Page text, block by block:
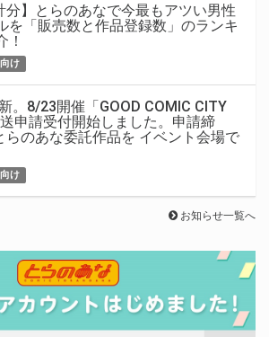
分】とらのあなで今最もアツい男性
を「販売数と作品登録数」のランキ
！
け
。8/23開催「GOOD COMIC CITY
申請受付開始しました。申請締
のあな委託作品を イベント会場で
け
お知らせ一覧へ